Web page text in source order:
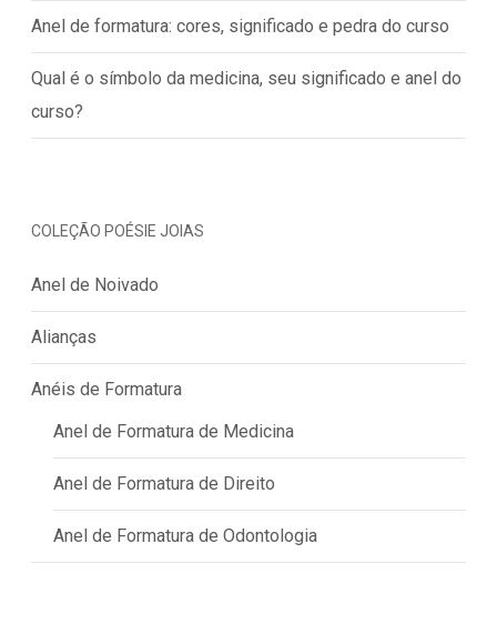
Anel de formatura: cores, significado e pedra do curso
Qual é o símbolo da medicina, seu significado e anel do
curso?
COLEÇÃO POÉSIE JOIAS
Anel de Noivado
Alianças
Anéis de Formatura
Anel de Formatura de Medicina
Anel de Formatura de Direito
Anel de Formatura de Odontologia